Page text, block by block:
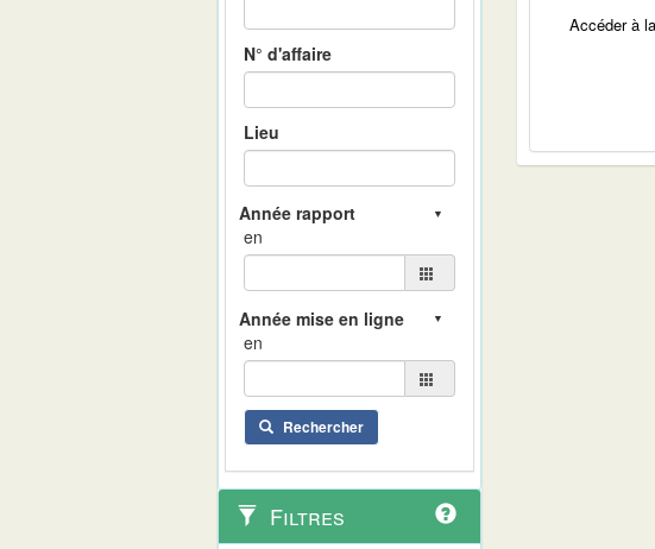
N° d'affaire
Lieu
en
en
Rechercher
Filtres
Accéder à